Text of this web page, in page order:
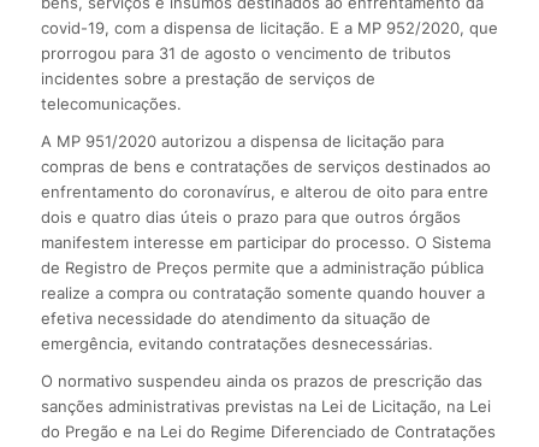
covid-19, com a dispensa de licitação. E a MP 952/2020, que
prorrogou para 31 de agosto o vencimento de tributos
incidentes sobre a prestação de serviços de
telecomunicações.
A MP 951/2020 autorizou a dispensa de licitação para
compras de bens e contratações de serviços destinados ao
enfrentamento do coronavírus, e alterou de oito para entre
dois e quatro dias úteis o prazo para que outros órgãos
manifestem interesse em participar do processo. O Sistema
de Registro de Preços permite que a administração pública
realize a compra ou contratação somente quando houver a
efetiva necessidade do atendimento da situação de
emergência, evitando contratações desnecessárias.
O normativo suspendeu ainda os prazos de prescrição das
sanções administrativas previstas na Lei de Licitação, na Lei
do Pregão e na Lei do Regime Diferenciado de Contratações